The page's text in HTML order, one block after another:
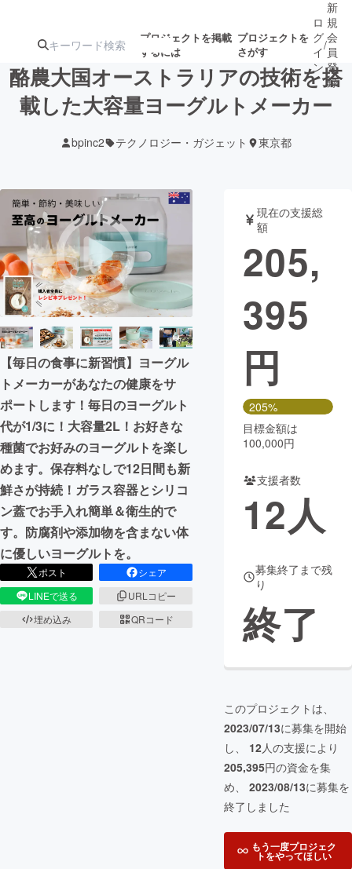
プロジェクトを掲載
するには
プロジェクトを
さがす
ターン
ジェクト
募集終了が近いプ
ロジェクト
もうすぐ公開
されます
アート・写真 音楽
テクノロジー・ガジェット ゲーム・サ
映像・映画
ビジネス・起業
まちづくり・地域活性化
CAMPFIRE for Social Good
CAMPFIRE Creation
CAMPFIREふるさと納税machi-ya コミュニティ
ロ
グ
イ
ン
/
新
規
会
員
登
録
酪農大国オーストラリアの技術を搭
載した大容量ヨーグルトメーカー
bpinc2 テクノロジー・ガジェット 東京都
【毎日の食事に新習慣】ヨーグル
トメーカーがあなたの健康をサ
ポートします！毎日のヨーグルト
代が1/3に！大容量2L！お好きな
種菌でお好みのヨーグルトを楽し
めます。保存料なしで12日間も新
鮮さが持続！ガラス容器とシリコ
ン蓋でお手入れ簡単＆衛生的で
す。防腐剤や添加物を含まない体
に優しいヨーグルトを。
ポスト
シェア
LINEで送る
URLコピー
埋め込み
QRコード
現在の支援総
額
205,
395
円
205%
目標金額は
100,000円
支援者数
12人
募集終了まで残
り
終了
このプロジェクトは、
2023/07/13に募集を開始
し、 12人の支援により
205,395円の資金を集
め、 2023/08/13に募集を
終了しました
もう一度プロジェク
トをやってほしい